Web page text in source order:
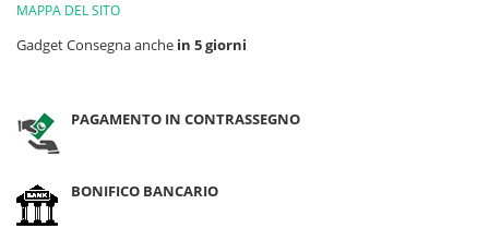
MAPPA DEL SITO
Gadget Consegna anche in 5 giorni
PAGAMENTO IN CONTRASSEGNO
BONIFICO BANCARIO